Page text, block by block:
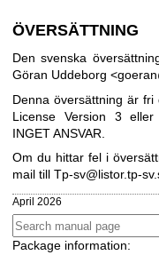
ÖVERSÄTTNING
Den svenska
Göran Uddeborg
Denna översättning är
License Version 3 eller
INGET ANSVAR.
Om du hittar fel i
mail till Tp-sv@listor.tp-
April 2026
Package information: